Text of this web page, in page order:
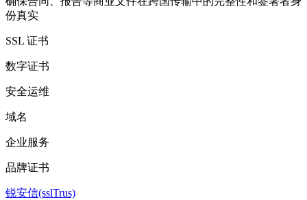
份真实
SSL 证书
数字证书
安全运维
域名
企业服务
品牌证书
锐安信(sslTrus)